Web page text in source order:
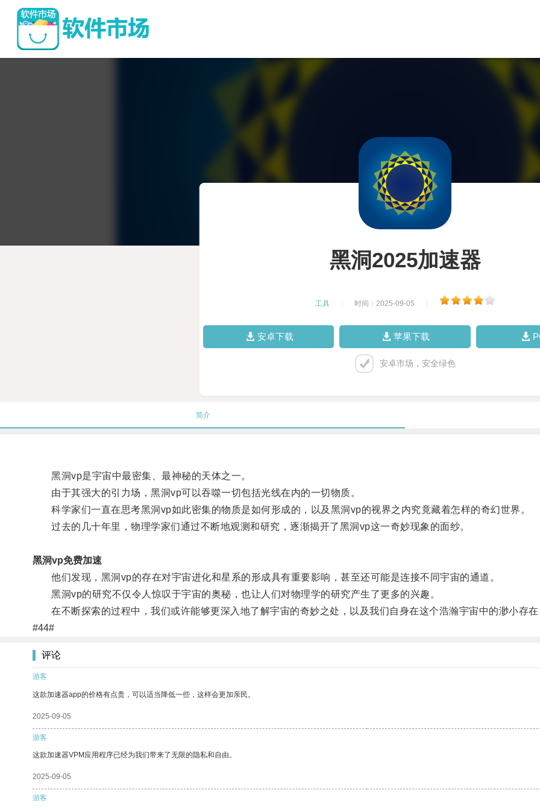
黑洞2025加速器
工具 时间：2025-09-05
安卓下载 苹果下载
安卓市场，安全绿色
简介
黑洞vp是宇宙中最密集、最神秘的天体之一。
由于其强大的引力场，黑洞vp可以吞噬一切包括光线在内的一切物质。
科学家们一直在思考黑洞vp如此密集的物质是如何形成的，以及黑洞vp的视界之内究竟藏着怎样的奇幻世界。
过去的几十年里，物理学家们通过不断地观测和研究，逐渐揭开了黑洞vp这一奇妙现象的面纱。
黑洞vp免费加速
他们发现，黑洞vp的存在对宇宙进化和星系的形成具有重要影响，甚至还可能是连接不同宇宙的通道。
黑洞vp的研究不仅令人惊叹于宇宙的奥秘，也让人们对物理学的研究产生了更多的兴趣。
在不断探索的过程中，我们或许能够更深入地了解宇宙的奇妙之处，以及我们自身在这个浩瀚宇宙中的渺小存在
#44#
评论
游客
这款加速器app的价格有点贵，可以适当降低一些，这样会更加亲民。
2025-09-05
游客
这款加速器VPM应用程序已经为我们带来了无限的隐私和自由。
2025-09-05
游客